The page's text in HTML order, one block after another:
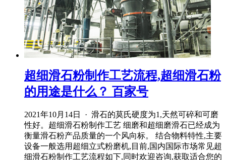
超细滑石粉制作工艺流程,超细滑石粉
的用途是什么？ 百家号
2021年10月14日 · 滑石的莫氏硬度为1,天然可碎和可磨
性好。超细滑石粉制作工艺 细磨和超细磨滑石已经成为
衡量滑石粉产品质量的一个风向标。 结合物料特性,主要
设备一般选用超细立式粉磨机,目前,国内国际市场常见超
细滑石粉制作工艺流程如下,同时欢迎咨询,获取适合您的